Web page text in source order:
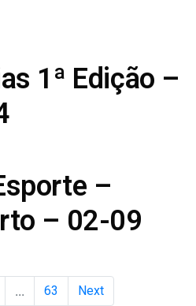
1ª Edição –
–
– 02-09
... 63 Next